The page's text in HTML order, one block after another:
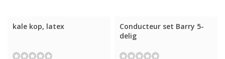
kale kop, latex
Conducteur set Barry 5-
delig